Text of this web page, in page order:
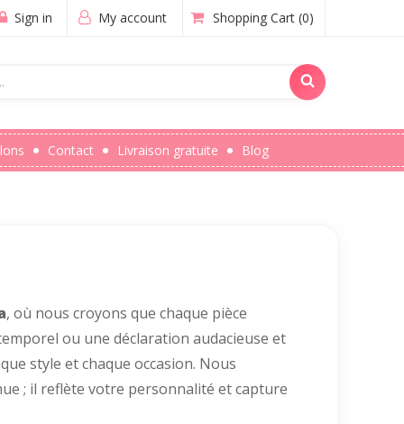
My account
Sign in Shopping Cart (0)
Contact Livraison gratuite Blog
, où nous croyons que chaque pièce
ou une déclaration audacieuse et
style et chaque occasion. Nous
; il reflète votre personnalité et capture